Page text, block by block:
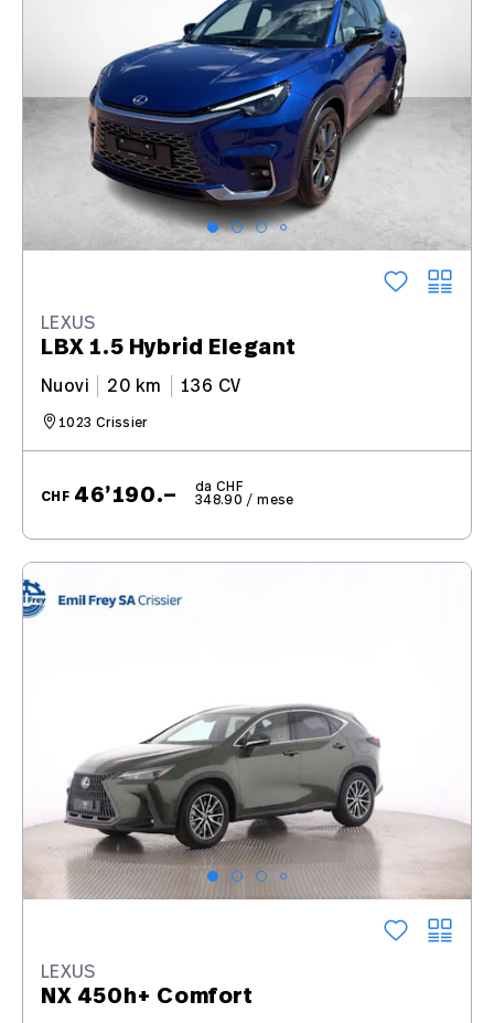
LEXUS
LBX 1.5 Hybrid Elegant
Nuovi 20 km 136 CV
1023 Crissier
CHF 46’190.– da CHF
348.90 / mese
LEXUS
NX 450h+ Comfort